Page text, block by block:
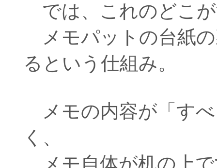
では、これのどこ
メモパットの台紙
るという仕組み。
メモの内容が「す
く、
メモ自体が机の上